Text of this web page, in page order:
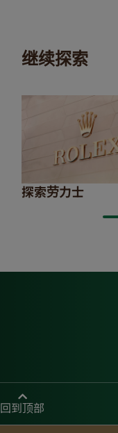
继续探索
探索劳力士
回到顶部